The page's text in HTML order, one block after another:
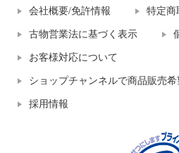
会社概要/免許情報 特定商
古物営業法に基づく表示
お客様対応について
ショップチャンネルで商品販売
採用情報